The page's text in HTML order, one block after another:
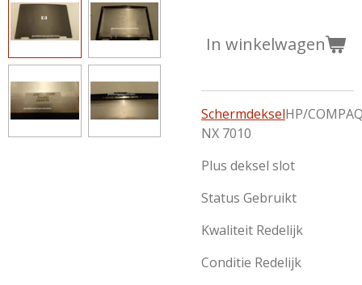
In winkelwagen
SchermdekselHP/
NX 7010
Plus deksel slot
Status Gebruikt
Kwaliteit Redelijk
Conditie Redelijk